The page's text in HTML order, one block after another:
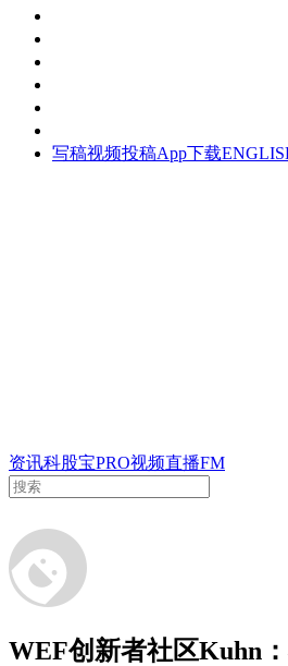
写稿视频投稿App下载
资讯科股宝PRO视频直播FM
WEF创新者社区Kuhn